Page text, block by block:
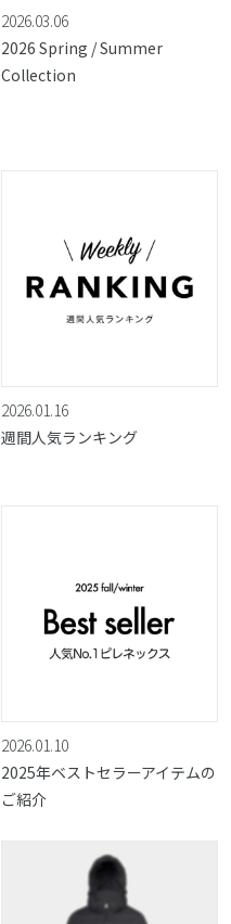
2026.03.06
2026 Spring / Summer
Collection
2026.01.16
週間人気ランキング
2026.01.10
2025年ベストセラーアイテムの
ご紹介